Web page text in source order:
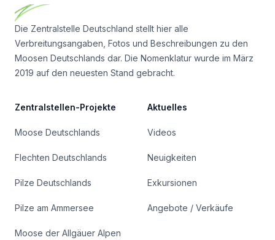
Die Zentralstelle Deutschland stellt hier alle
Verbreitungsangaben, Fotos und Beschreibungen zu den
Moosen Deutschlands dar. Die Nomenklatur wurde im März
2019 auf den neuesten Stand gebracht.
Zentralstellen-Projekte
Moose Deutschlands
Flechten Deutschlands
Pilze Deutschlands
Pilze am Ammersee
Moose der Allgäuer Alpen
Aktuelles
Videos
Neuigkeiten
Exkursionen
Angebote / Verkäufe